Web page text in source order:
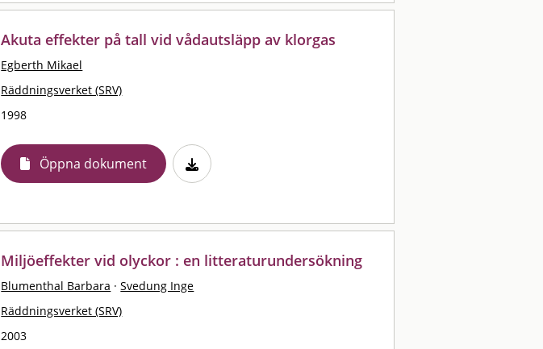
Akuta effekter på tall vid vådautsläpp av klorgas
Egberth Mikael
Räddningsverket (SRV)
1998
Öppna dokument
Miljöeffekter vid olyckor : en litteraturundersökning
Blumenthal Barbara · Svedung Inge
Räddningsverket (SRV)
2003